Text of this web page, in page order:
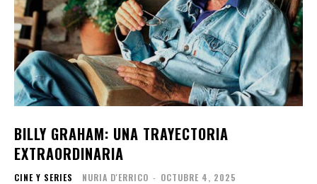
BILLY GRAHAM: UNA TRAYECTORIA
EXTRAORDINARIA
CINE Y SERIES NURIA D'ERRICO - OCTUBRE 4, 2025